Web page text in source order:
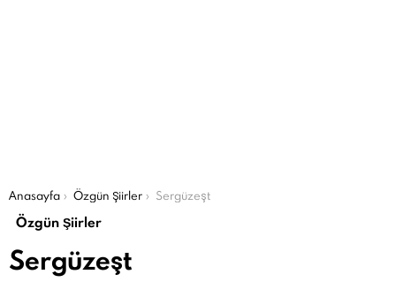
Şu an buradasın:
Anasayfa Özgün Şiirler Sergüzeşt
Özgün Şiirler
Sergüzeşt